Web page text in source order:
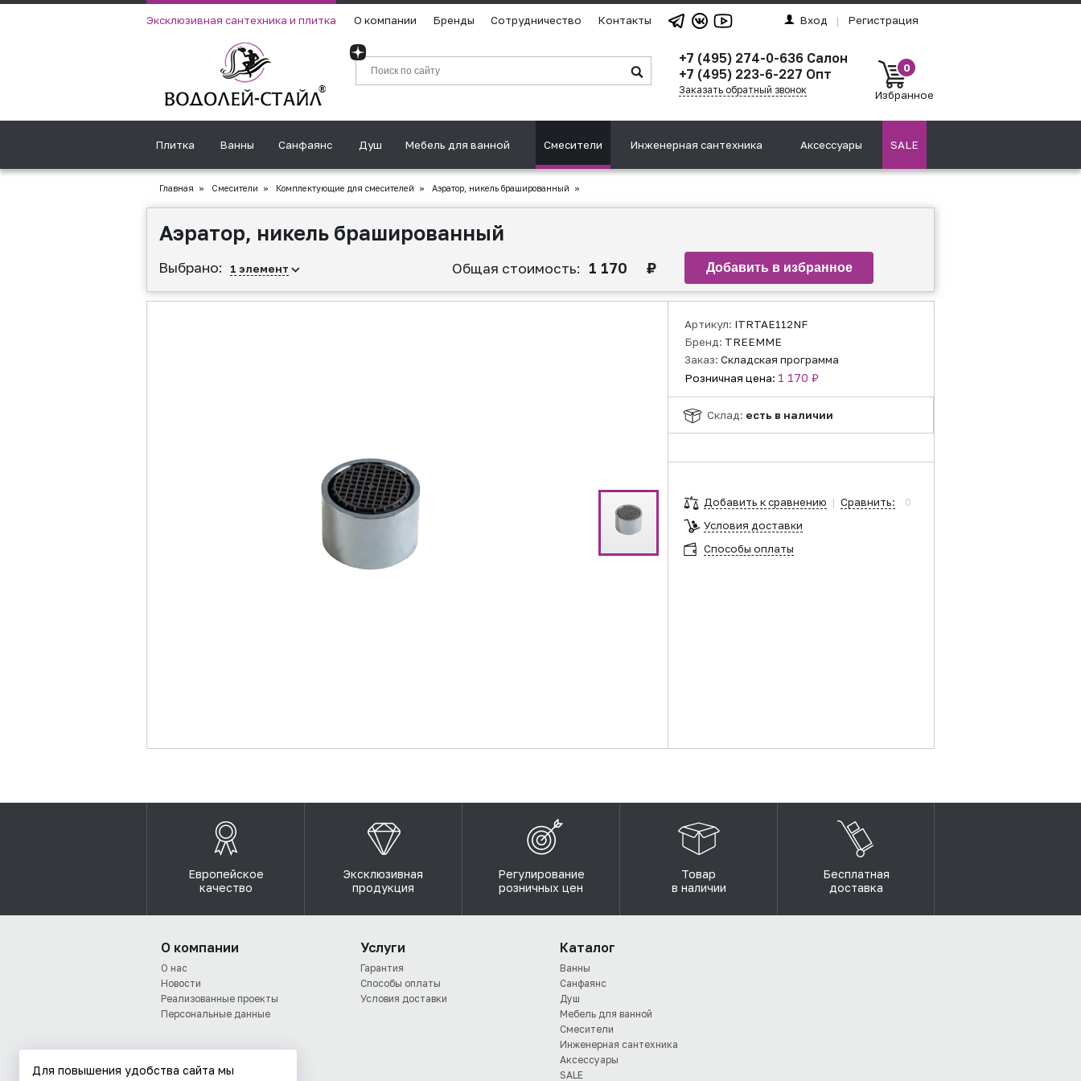
Эксклюзивная сантехника и плитка О компании Бренды Сотрудничество Контакты Вход | Регистрация
+7 (495) 274-0-636 Салон
+7 (495) 223-6-227 Опт
Заказать обратный звонок
0
Избранное
Плитка Ванны Санфаянс Душ Мебель для ванной Смесители Инженерная сантехника Аксессуары SALE
Главная » Смесители » Комплектующие для смесителей » Аэратор, никель брашированный »
Аэратор, никель брашированный
Выбрано: 1 элемент Общая стоимость: 1 170 ₽
Артикул: ITRTAE112NF
Бренд: TREEMME
Заказ: Складская программа
Розничная цена: 1 170 ₽
Склад: есть в наличии
Добавить к сравнению | Сравнить:
0
Условия доставки
Способы оплаты
Европейское
качество
Эксклюзивная
продукция
Регулирование
розничных цен
Товар
в наличии
Бесплатная
доставка
О компании
О нас
Новости
Реализованные проекты
Персональные данные
Услуги
Гарантия
Способы оплаты
Условия доставки
Каталог
Ванны
Санфаянс
Душ
Мебель для ванной
Смесители
Инженерная сантехника
Аксессуары
SALE
Для повышения удобства сайта мы